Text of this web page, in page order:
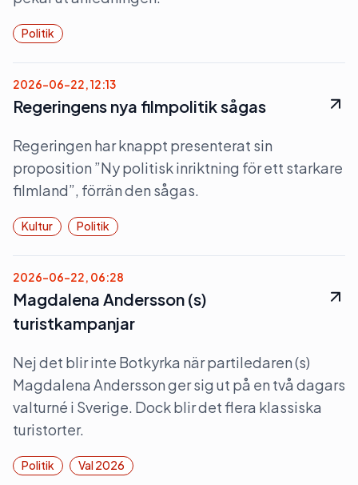
Politik
2026-06-22, 12:13
Regeringens nya filmpolitik sågas
Regeringen har knappt presenterat sin
proposition ”Ny politisk inriktning för ett starkare
filmland”, förrän den sågas.
Kultur Politik
2026-06-22, 06:28
Magdalena Andersson (s)
turistkampanjar
Nej det blir inte Botkyrka när partiledaren (s)
Magdalena Andersson ger sig ut på en två dagars
valturné i Sverige. Dock blir det flera klassiska
turistorter.
Politik Val 2026